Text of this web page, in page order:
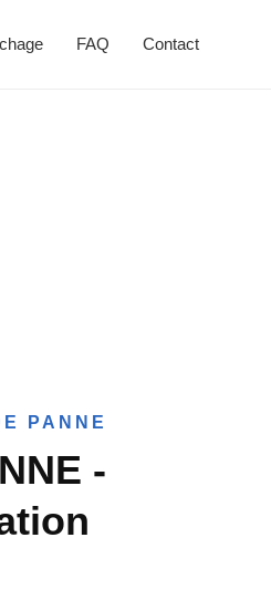
FAQ Contact
PANNE
-